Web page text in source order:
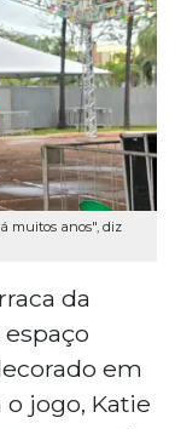
muitos anos", diz
da
em
jogo, Katie